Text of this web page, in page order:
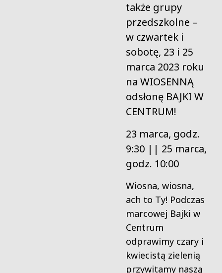
także grupy
przedszkolne –
w czwartek i
sobotę, 23 i 25
marca 2023 roku
na WIOSENNĄ
odsłonę BAJKI W
CENTRUM!
23 marca, godz.
9:30 || 25 marca,
godz. 10:00
Wiosna, wiosna,
ach to Ty! Podczas
marcowej Bajki w
Centrum
odprawimy czary i
kwiecistą zielenią
przywitamy naszą